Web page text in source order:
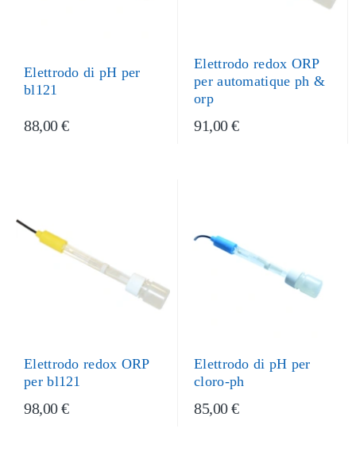
Elettrodo di pH per
bl121
88,00 €
Elettrodo redox ORP
per automatique ph &
orp
91,00 €
Elettrodo redox ORP
per bl121
98,00 €
Elettrodo di pH per
cloro-ph
85,00 €